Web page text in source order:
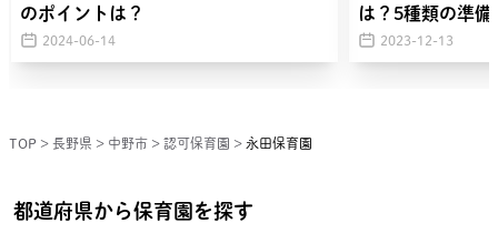
のポイントは？
2024-06-14
は？5種類の準
2023-12-13
TOP > 長野県 > 中野市 > 認可保育園 > 永田保育園
都道府県から保育園を探す